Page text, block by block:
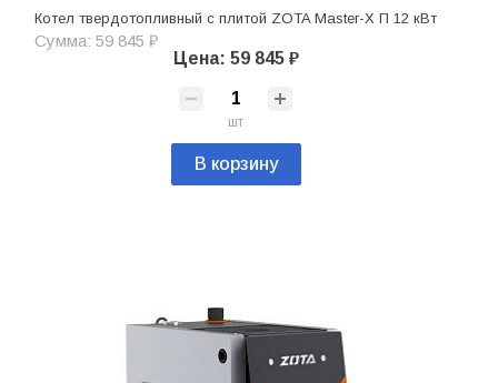
Котел твердотопливный с плитой ZOTA Master-X П 12 кВт
Сумма: 59 845 ₽
Цена: 59 845 ₽
шт
В корзину